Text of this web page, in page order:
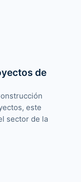
de
este
sector de la